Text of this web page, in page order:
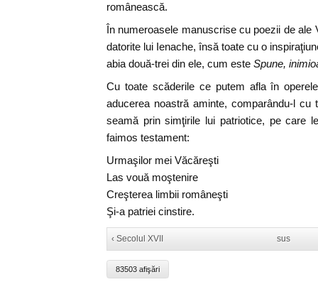
românească.
În numeroasele manuscrise cu poezii de
datorite lui Ienache, însă toate cu o
abia două-trei din ele, cum este Spune,
Cu toate scăderile ce putem afla în
aducerea noastră aminte, comparându-l
seamă prin simţirile lui patriotice, pe care
faimos testament:
Urmaşilor mei Văcăreşti
Las vouă moştenire
Creşterea limbii româneşti
Şi-a patriei cinstire.
‹ Secolul XVII sus
83503 afişări